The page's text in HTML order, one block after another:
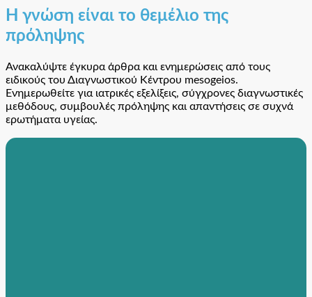
Η γνώση είναι το θεμέλιο της
πρόληψης
Ανακαλύψτε έγκυρα άρθρα και ενημερώσεις από τους
ειδικούς του Διαγνωστικού Κέντρου mesogeios.
Ενημερωθείτε για ιατρικές εξελίξεις, σύγχρονες διαγνωστικές
μεθόδους, συμβουλές πρόληψης και απαντήσεις σε συχνά
ερωτήματα υγείας.